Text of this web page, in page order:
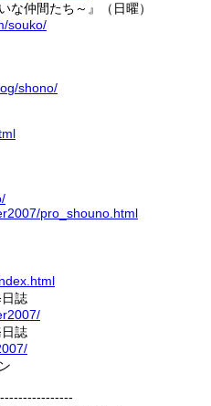
な仲間たち～』（日曜）
souko/
g/shono/
ml
2007/pro_shouno.html
tml
誌
2007/
誌
07/